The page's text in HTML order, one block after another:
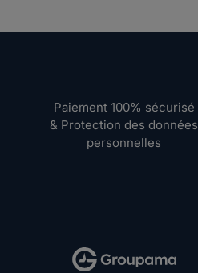
Paiement 100% sécurisé
& Protection des données
personnelles